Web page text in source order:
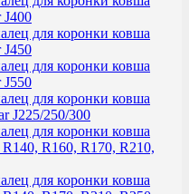
J400
для коронки ковша
J450
для коронки ковша
J550
для коронки ковша
J225/250/300
для коронки ковша
R160, R170, R210,
для коронки ковша